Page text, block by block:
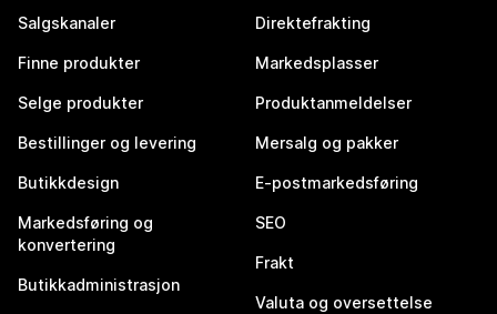
Salgskanaler
Finne produkter
Selge produkter
Bestillinger og levering
Butikkdesign
Markedsføring og
konvertering
Butikkadministrasjon
Direktefrakting
Markedsplasser
Produktanmeldelser
Mersalg og pakker
E-postmarkedsføring
SEO
Frakt
Valuta og oversettelse